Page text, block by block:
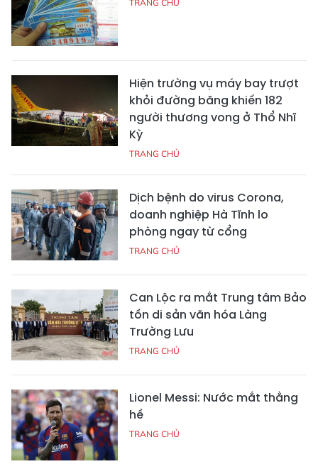
TRANG CHỦ
Hiện trường vụ máy bay trượt
khỏi đường băng khiến 182
người thương vong ở Thổ Nhĩ
Kỳ
TRANG CHỦ
Dịch bệnh do virus Corona,
doanh nghiệp Hà Tĩnh lo
phòng ngay từ cổng
TRANG CHỦ
Can Lộc ra mắt Trung tâm Bảo
tồn di sản văn hóa Làng
Trường Lưu
TRANG CHỦ
Lionel Messi: Nước mắt thằng
hề
TRANG CHỦ